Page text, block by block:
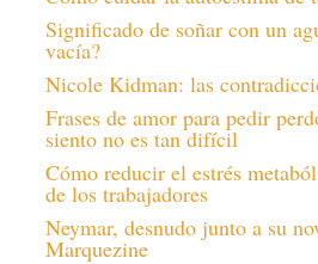
Significado de soñar con un
vacía?
Nicole Kidman: las
Frases de amor para pedir
siento no es tan difícil
Cómo reducir el estrés
de los trabajadores
Neymar, desnudo junto a su
Marquezine